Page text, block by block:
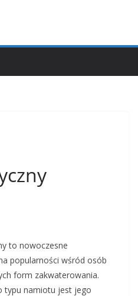
to nowoczesne
popularności wśród osób
form zakwaterowania.
typu namiotu jest jego